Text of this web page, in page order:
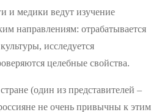
и медики ведут изучение
направлениям: отрабатывается
исследуется
целебные свойства.
(один из представителей –
не очень привычны к этим